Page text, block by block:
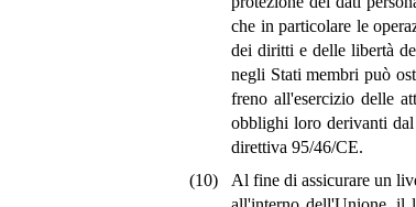
che in particolare le
dei diritti e delle libertà
negli Stati membri può
freno all'esercizio delle
obblighi loro derivanti
direttiva 95/46/CE.
(10)
Al fine di assicurare un